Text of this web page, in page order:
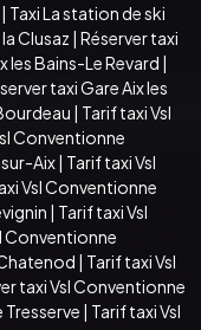
| Taxi La station de ski
Clusaz | Réserver taxi
les Bains-Le Revard |
taxi Gare Aix les
| Tarif taxi Vsl
Conventionne
Aix| Tarif taxi Vsl
Vsl Conventionne
| Tarif taxi Vsl
Conventionne
| Tarif taxi Vsl
taxi Vsl Conventionne
Tresserve | Tarif taxi Vsl